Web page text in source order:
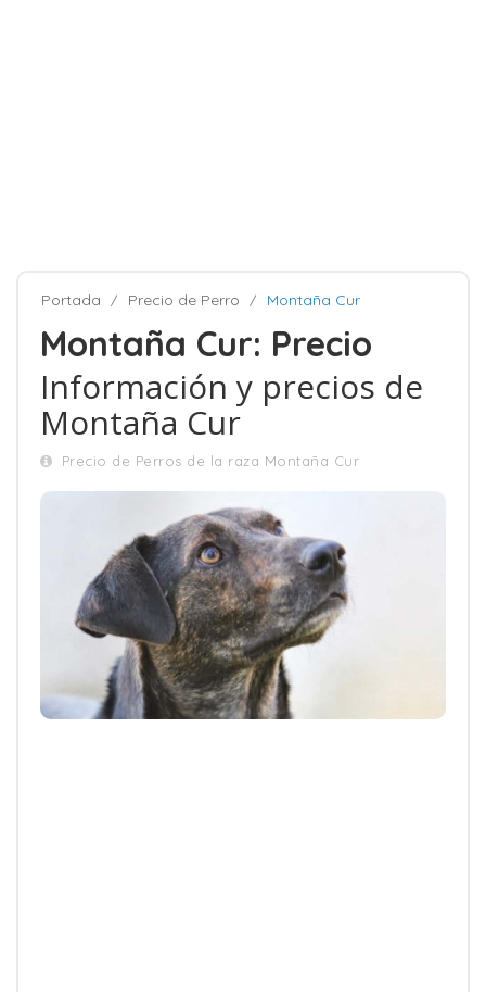
Portada Precio de Perro Montaña Cur
Montaña Cur: Precio
Información y precios de
Montaña Cur
Precio de Perros de la raza Montaña Cur